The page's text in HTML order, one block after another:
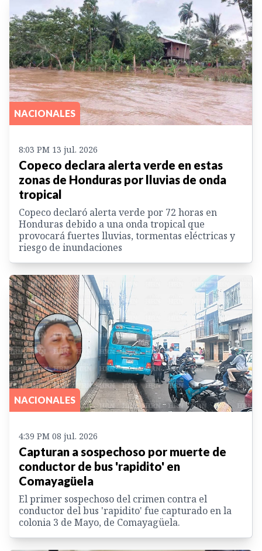
NACIONALES
8:03 PM 13 jul. 2026
Copeco declara alerta verde en estas
zonas de Honduras por lluvias de onda
tropical
Copeco declaró alerta verde por 72 horas en
Honduras debido a una onda tropical que
provocará fuertes lluvias, tormentas eléctricas y
riesgo de inundaciones
NACIONALES
4:39 PM 08 jul. 2026
Capturan a sospechoso por muerte de
conductor de bus 'rapidito' en
Comayagüela
El primer sospechoso del crimen contra el
conductor del bus 'rapidito' fue capturado en la
colonia 3 de Mayo, de Comayagüela.